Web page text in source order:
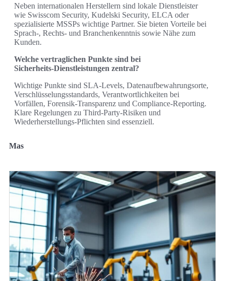
Neben internationalen Herstellern sind lokale Dienstleister
wie Swisscom Security, Kudelski Security, ELCA oder
spezialisierte MSSPs wichtige Partner. Sie bieten Vorteile bei
Sprach‑, Rechts‑ und Branchenkenntnis sowie Nähe zum
Kunden.
Welche vertraglichen Punkte sind bei
Sicherheits‑Dienstleistungen zentral?
Wichtige Punkte sind SLA‑Levels, Datenaufbewahrungsorte,
Verschlüsselungsstandards, Verantwortlichkeiten bei
Vorfällen, Forensik‑Transparenz und Compliance‑Reporting.
Klare Regelungen zu Third‑Party‑Risiken und
Wiederherstellungs‑Pflichten sind essenziell.
Mas